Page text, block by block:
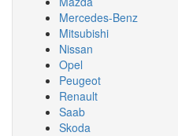
Mercedes-Benz
Mitsubishi
Nissan
Opel
Peugeot
Renault
Saab
Skoda